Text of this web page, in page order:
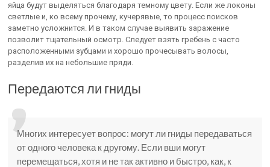
яйца будут выделяться благодаря темному цвету. Если же локоны
светлые и, ко всему прочему, кучерявые, то процесс поисков
заметно усложнится. И в таком случае выявить заражение
позволит тщательный осмотр. Следует взять гребень с часто
расположенными зубцами и хорошо прочесывать волосы,
разделив их на небольшие пряди.
Передаются ли гниды
Многих интересует вопрос: могут ли гниды передаваться
от одного человека к другому. Если вши могут
перемещаться, хотя и не так активно и быстро, как, к